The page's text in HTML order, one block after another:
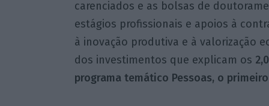
carenciados e as bolsas de
estágios profissionais e apoios à
à inovação produtiva e à valorização
dos investimentos que explicam os
programa temático Pessoas, o